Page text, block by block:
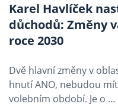
Karel Havlíček
důchodů: Změny
roce 2030
Dvě hlavní změny v
hnutí ANO, nebudou
volebním období. Je o …